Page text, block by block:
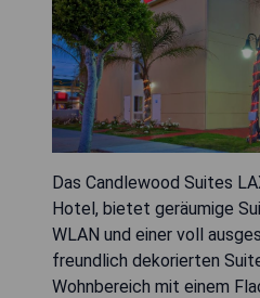
Das Candlewood Suites
Hotel, bietet geräumige
WLAN und einer voll
freundlich dekorierten
Wohnbereich mit einem